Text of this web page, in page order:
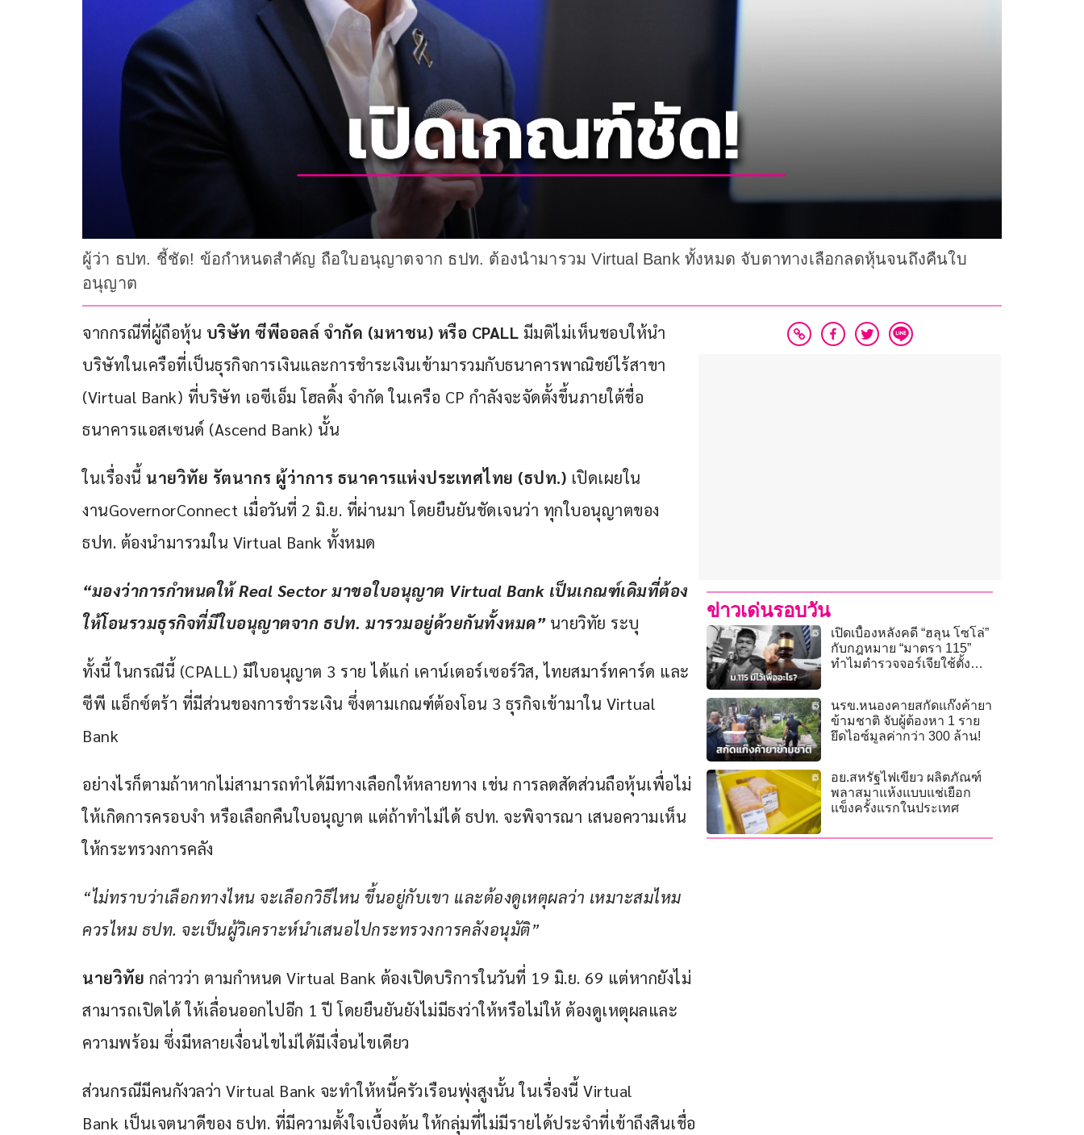
ผู้ว่า ธปท. ชี้ชัด! ข้อกำหนดสำคัญ ถือใบอนุญาตจาก ธปท. ต้องนำมารวม Virtual Bank ทั้งหมด จับตาทางเลือกลดหุ้นจนถึงคืนใบ
อนุญาต
จากกรณีที่ผู้ถือหุ้น บริษัท ซีพีออลล์ จำกัด (มหาชน) หรือ CPALL มีมติไม่เห็นชอบให้นำ
บริษัทในเครือที่เป็นธุรกิจการเงินและการชำระเงินเข้ามารวมกับธนาคารพาณิชย์ไร้สาขา
(Virtual Bank) ที่บริษัท เอซีเอ็ม โฮลดิ้ง จำกัด ในเครือ CP กำลังจะจัดตั้งขึ้นภายใต้ชื่อ
ธนาคารแอสเซนด์ (Ascend Bank) นั้น
ในเรื่องนี้ นายวิทัย รัตนากร ผู้ว่าการ ธนาคารแห่งประเทศไทย (ธปท.) เปิดเผยใน
งานGovernorConnect เมื่อวันที่ 2 มิ.ย. ที่ผ่านมา โดยยืนยันชัดเจนว่า ทุกใบอนุญาตของ
ธปท. ต้องนำมารวมใน Virtual Bank ทั้งหมด
“มองว่าการกำหนดให้ Real Sector มาขอใบอนุญาต Virtual Bank เป็นเกณฑ์เดิมที่ต้อง
ให้โอนรวมธุรกิจที่มีใบอนุญาตจาก ธปท. มารวมอยู่ด้วยกันทั้งหมด” นายวิทัย ระบุ
ทั้งนี้ ในกรณีนี้ (CPALL) มีใบอนุญาต 3 ราย ได้แก่ เคาน์เตอร์เซอร์วิส, ไทยสมาร์ทคาร์ด และ
ซีพี แอ็กซ์ตร้า ที่มีส่วนของการชำระเงิน ซึ่งตามเกณฑ์ต้องโอน 3 ธุรกิจเข้ามาใน Virtual
Bank
อย่างไรก็ตามถ้าหากไม่สามารถทำได้มีทางเลือกให้หลายทาง เช่น การลดสัดส่วนถือหุ้นเพื่อไม่
ให้เกิดการครอบงำ หรือเลือกคืนใบอนุญาต แต่ถ้าทำไม่ได้ ธปท. จะพิจารณา เสนอความเห็น
ให้กระทรวงการคลัง
“ไม่ทราบว่าเลือกทางไหน จะเลือกวิธีไหน ขึ้นอยู่กับเขา และต้องดูเหตุผลว่า เหมาะสมไหม
ควรไหม ธปท. จะเป็นผู้วิเคราะห์นำเสนอไปกระทรวงการคลังอนุมัติ”
นายวิทัย กล่าวว่า ตามกำหนด Virtual Bank ต้องเปิดบริการในวันที่ 19 มิ.ย. 69 แต่หากยังไม่
สามารถเปิดได้ ให้เลื่อนออกไปอีก 1 ปี โดยยืนยันยังไม่มีธงว่าให้หรือไม่ให้ ต้องดูเหตุผลและ
ความพร้อม ซึ่งมีหลายเงื่อนไขไม่ได้มีเงื่อนไขเดียว
ส่วนกรณีมีคนกังวลว่า Virtual Bank จะทำให้หนี้ครัวเรือนพุ่งสูงนั้น ในเรื่องนี้ Virtual
Bank เป็นเจตนาดีของ ธปท. ที่มีความตั้งใจเบื้องต้น ให้กลุ่มที่ไม่มีรายได้ประจำที่เข้าถึงสินเชื่อ
ข่าวเด่นรอบวัน
เปิดเบื้องหลังคดี “ฮลุน โซโล่”
กับกฎหมาย “มาตรา 115”
ทำไมตำรวจจอร์เจียใช้ตั้ง
นรข.หนองคายสกัดแก๊งค้ายา
ข้ามชาติ จับผู้ต้องหา 1 ราย
ยึดไอซ์มูลค่ากว่า 300 ล้าน!
อย.สหรัฐไฟเขียว ผลิตภัณฑ์
พลาสมาแห้งแบบแช่เยือก
แข็งครั้งแรกในประเทศ